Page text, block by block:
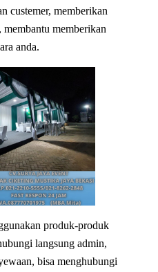
custemer, memberikan
memberikan
anda.
produk-produk
langsung admin,
bisa menghubungi